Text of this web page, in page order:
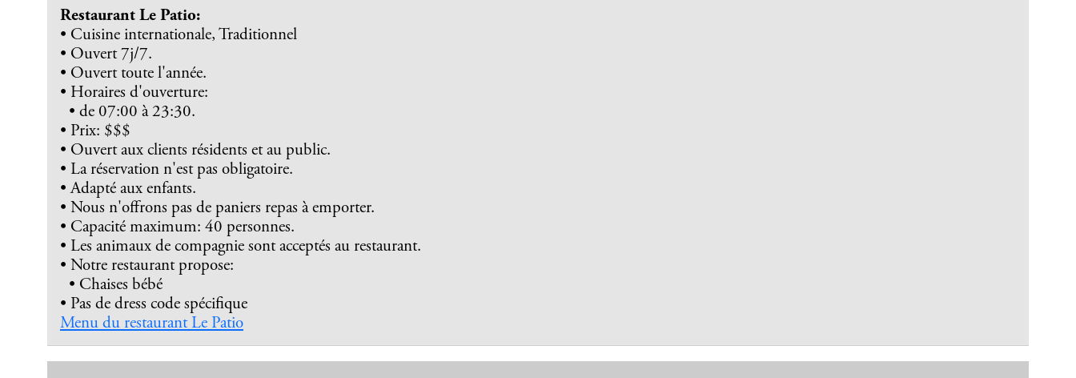
Restaurant Le Patio:
• Cuisine internationale, Traditionnel
• Ouvert 7j/7.
• Ouvert toute l'année.
• Horaires d'ouverture:
• de 07:00 à 23:30.
• Prix: $$$
• Ouvert aux clients résidents et au public.
• La réservation n'est pas obligatoire.
• Adapté aux enfants.
• Nous n'offrons pas de paniers repas à emporter.
• Capacité maximum: 40 personnes.
• Les animaux de compagnie sont acceptés au restaurant.
• Notre restaurant propose:
• Chaises bébé
• Pas de dress code spécifique
Menu du restaurant Le Patio